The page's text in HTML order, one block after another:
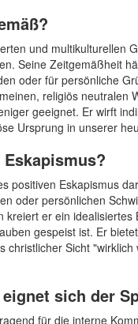
und multikulturellen
Seine Zeitgemäßheit
oder für persönliche
religiös neutralen
geeignet. Er wirft
Ursprung in unserer
positiven Eskapismus
oder persönlichen
kreiert er ein
gespeist ist. Er
christlicher Sicht
sich der
für die interne